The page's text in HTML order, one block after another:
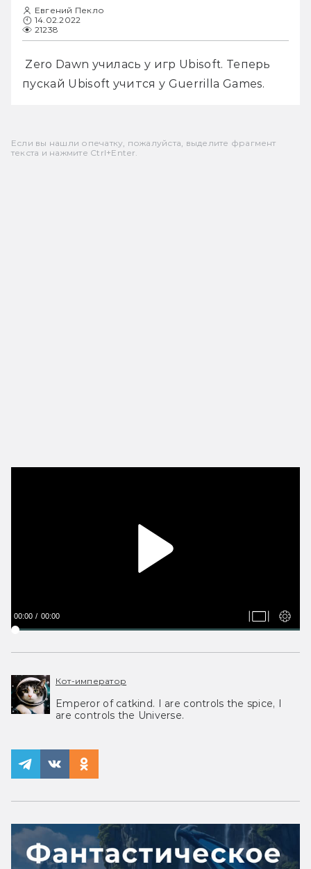
Евгений Пекло
14.02.2022
21238
пускай Ubisoft учится у Guerrilla Games.
Если вы нашли опечатку, пожалуйста, выделите фрагмент
текста и нажмите Ctrl+Enter.
00:00 00:00
Кот-император
Emperor of catkind. I are controls the spice, I
are controls the Universe.